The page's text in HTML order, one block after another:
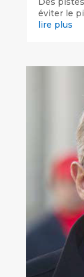
éviter le
lire plus